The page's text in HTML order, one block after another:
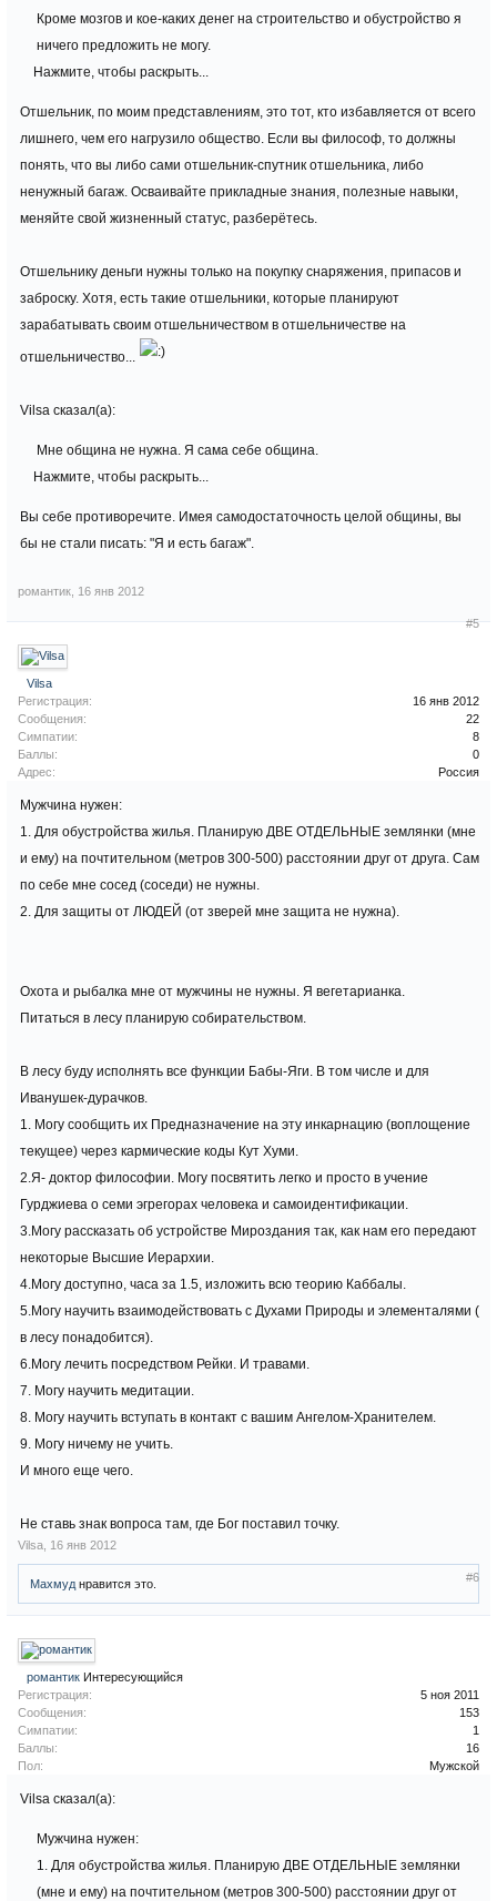
Кроме мозгов и кое-каких денег на строительство и обустройство я
ничего предложить не могу.
Нажмите, чтобы раскрыть...
Отшельник, по моим представлениям, это тот, кто избавляется от всего
лишнего, чем его нагрузило общество. Если вы философ, то должны
понять, что вы либо сами отшельник-спутник отшельника, либо
ненужный багаж. Осваивайте прикладные знания, полезные навыки,
меняйте свой жизненный статус, разберётесь.
Отшельнику деньги нужны только на покупку снаряжения, припасов и
заброску. Хотя, есть такие отшельники, которые планируют
зарабатывать своим отшельничеством в отшельничестве на
отшельничество...
Vilsa сказал(а):
Мне община не нужна. Я сама себе община.
Нажмите, чтобы раскрыть...
Вы себе противоречите. Имея самодостаточность целой общины, вы
бы не стали писать: "Я и есть багаж".
романтик 16 янв 2012
#5
Vilsa
Регистрация:
16 янв 2012
Сообщения:
22
Симпатии:
8
Баллы:
0
Адрес:
Россия
Мужчина нужен:
1. Для обустройства жилья. Планирую ДВЕ ОТДЕЛЬНЫЕ землянки (мне
и ему) на почтительном (метров 300-500) расстоянии друг от друга. Сам
по себе мне сосед (соседи) не нужны.
2. Для защиты от ЛЮДЕЙ (от зверей мне защита не нужна).
Охота и рыбалка мне от мужчины не нужны. Я вегетарианка.
Питаться в лесу планирую собирательством.
В лесу буду исполнять все функции Бабы-Яги. В том числе и для
Иванушек-дурачков.
1. Могу сообщить их Предназначение на эту инкарнацию (воплощение
текущее) через кармические коды Кут Хуми.
2.Я- доктор философии. Могу посвятить легко и просто в учение
Гурджиева о семи эгрегорах человека и самоидентификации.
3.Могу рассказать об устройстве Мироздания так, как нам его передают
некоторые Высшие Иерархии.
4.Могу доступно, часа за 1.5, изложить всю теорию Каббалы.
5.Могу научить взаимодействовать с Духами Природы и элементалями (
в лесу понадобится).
6.Могу лечить посредством Рейки. И травами.
7. Могу научить медитации.
8. Могу научить вступать в контакт с вашим Ангелом-Хранителем.
9. Могу ничему не учить.
И много еще чего.
Не ставь знак вопроса там, где Бог поставил точку.
Vilsa 16 янв 2012
#6
Махмуд нравится это.
романтик Интересующийся
Регистрация:
5 ноя 2011
Сообщения:
153
Симпатии:
1
Баллы:
16
Пол:
Мужской
Vilsa сказал(а):
Мужчина нужен:
1. Для обустройства жилья. Планирую ДВЕ ОТДЕЛЬНЫЕ землянки
(мне и ему) на почтительном (метров 300-500) расстоянии друг от